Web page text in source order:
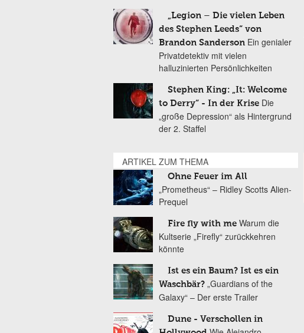
„Legion – Die vielen Leben
des Stephen Leeds“ von
Brandon Sanderson Ein genialer
Privatdetektiv mit vielen
halluzinierten Persönlichkeiten
Stephen King: „It: Welcome
to Derry“ - In der Krise Die
„große Depression“ als Hintergrund
der 2. Staffel
ARTIKEL ZUM THEMA
Ohne Feuer im All
„Prometheus“ – Ridley Scotts Alien-
Prequel
Fire fly with me Warum die
Kultserie „Firefly“ zurückkehren
könnte
Ist es ein Baum? Ist es ein
Waschbär? „Guardians of the
Galaxy“ – Der erste Trailer
Dune - Verschollen in